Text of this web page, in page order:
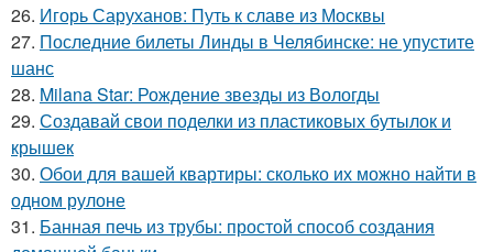
26. Игорь Саруханов: Путь к славе из Москвы
27. Последние билеты Линды в Челябинске: не упустите
шанс
28. Milana Star: Рождение звезды из Вологды
29. Создавай свои поделки из пластиковых бутылок и
крышек
30. Обои для вашей квартиры: сколько их можно найти в
одном рулоне
31. Банная печь из трубы: простой способ создания